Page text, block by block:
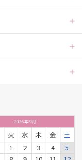
2026年9月
火 水 木 金
土
1
2 3 4
5